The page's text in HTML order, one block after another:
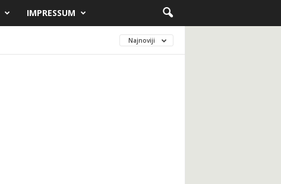
IMPRESSUM
Najnoviji